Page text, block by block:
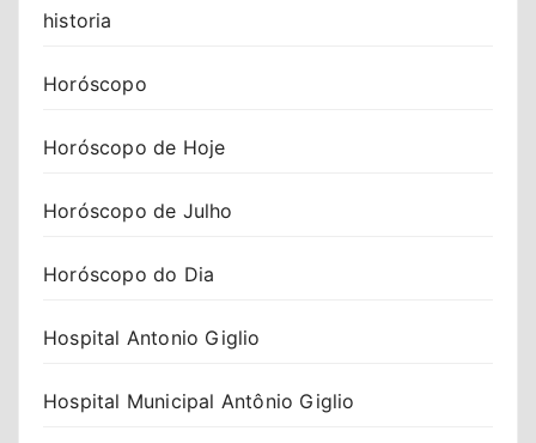
historia
Horóscopo
Horóscopo de Hoje
Horóscopo de Julho
Horóscopo do Dia
Hospital Antonio Giglio
Hospital Municipal Antônio Giglio